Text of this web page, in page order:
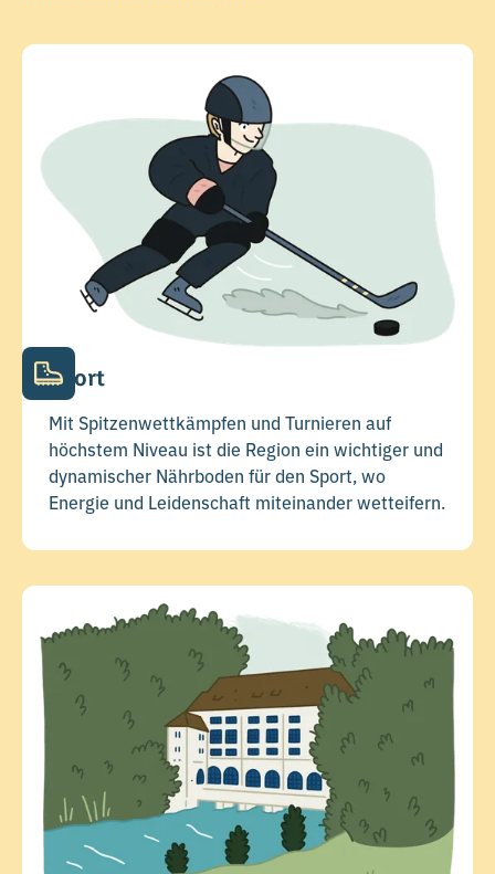
Sport
Mit Spitzenwettkämpfen und Turnieren auf
höchstem Niveau ist die Region ein wichtiger und
dynamischer Nährboden für den Sport, wo
Energie und Leidenschaft miteinander wetteifern.